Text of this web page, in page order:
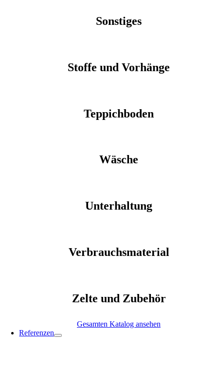
Sonstiges
Stoffe und Vorhänge
Teppichboden
Wäsche
Unterhaltung
Verbrauchsmaterial
Zelte und Zubehör
Gesamten Katalog ansehen
Referenzen